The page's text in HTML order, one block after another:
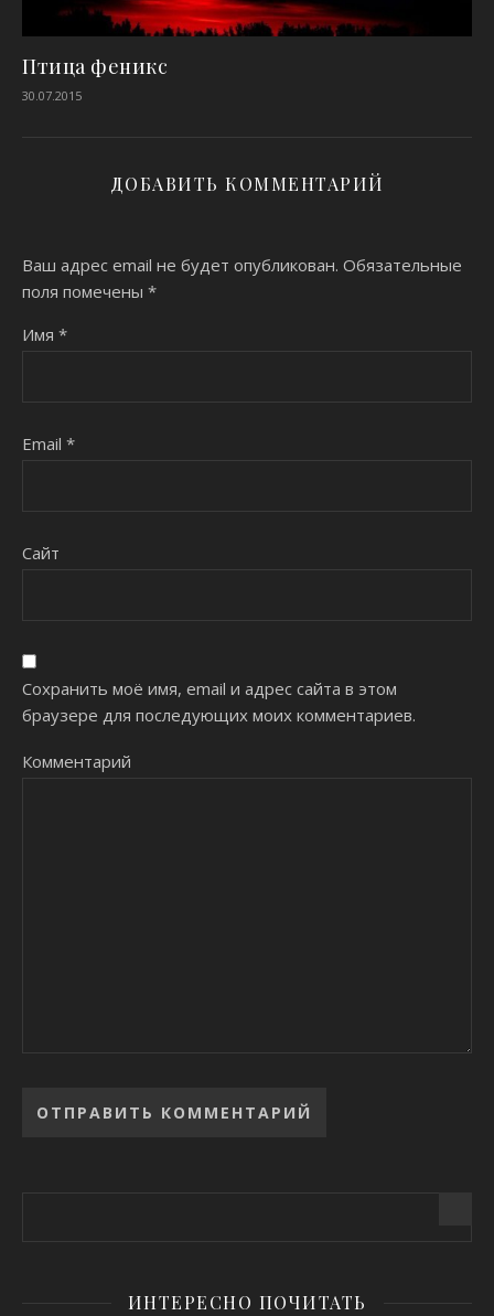
Птица феникс
30.07.2015
ДОБАВИТЬ КОММЕНТАРИЙ
Ваш адрес email не будет опубликован. Обязательные
поля помечены *
Имя *
Email *
Сайт
Сохранить моё имя, email и адрес сайта в этом
браузере для последующих моих комментариев.
Комментарий
ИНТЕРЕСНО ПОЧИТАТЬ